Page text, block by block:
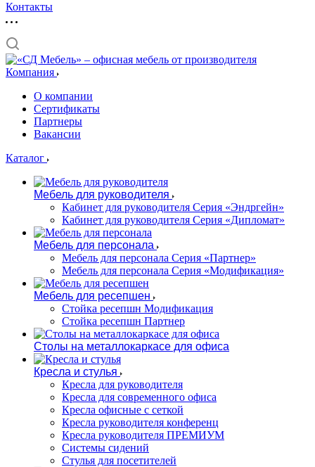
Контакты
Компания
О компании
Сертификаты
Партнеры
Вакансии
Каталог
Мебель для руководителя
Кабинет для руководителя Серия «Эндргейн»
Кабинет для руководителя Серия «Дипломат»
Мебель для персонала
Мебель для персонала Серия «Партнер»
Мебель для персонала Серия «Модификация»
Мебель для ресепшен
Стойка ресепшн Модификация
Стойка ресепшн Партнер
Столы на металлокаркасе для офиса
Кресла и стулья
Кресла для руководителя
Кресла для современного офиса
Кресла офисные с сеткой
Кресла руководителя конференц
Кресла руководителя ПРЕМИУМ
Системы сидений
Стулья для посетителей